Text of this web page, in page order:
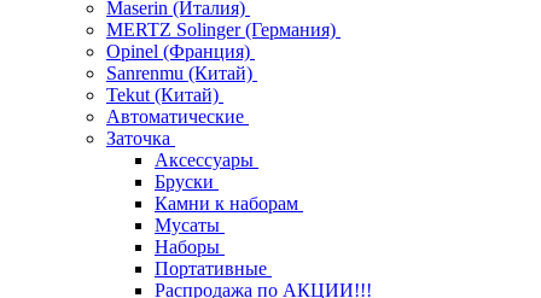
Maserin (Италия)
MERTZ Solinger (Германия)
Opinel (Франция)
Sanrenmu (Китай)
Tekut (Китай)
Автоматические
Заточка
Аксессуары
Бруски
Камни к наборам
Мусаты
Наборы
Портативные
Распродажа по АКЦИИ!!!